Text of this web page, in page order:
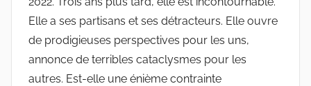
Elle a ses partisans et ses détracteurs. Elle ouvre
de prodigieuses perspectives pour les uns,
annonce de terribles cataclysmes pour les
autres. Est-elle une énième contrainte